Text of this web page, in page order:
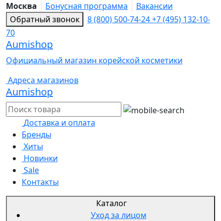
Москва Бонусная программа
Вакансии
Обратный звонок
8 (800) 500-74-24+7 (495) 132-10-
70
Aumishop
Официальный магазин корейской косметики
Адреса магазинов
Aumishop
Доставка и оплата
Бренды
Хиты
Новинки
Sale
Контакты
Каталог
Уход за лицом